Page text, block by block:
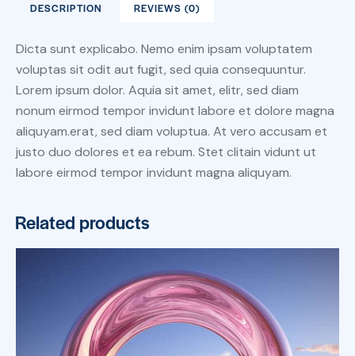
DESCRIPTION REVIEWS (0)
Dicta sunt explicabo. Nemo enim ipsam voluptatem
voluptas sit odit aut fugit, sed quia consequuntur.
Lorem ipsum dolor. Aquia sit amet, elitr, sed diam
nonum eirmod tempor invidunt labore et dolore magna
aliquyam.erat, sed diam voluptua. At vero accusam et
justo duo dolores et ea rebum. Stet clitain vidunt ut
labore eirmod tempor invidunt magna aliquyam.
Related products